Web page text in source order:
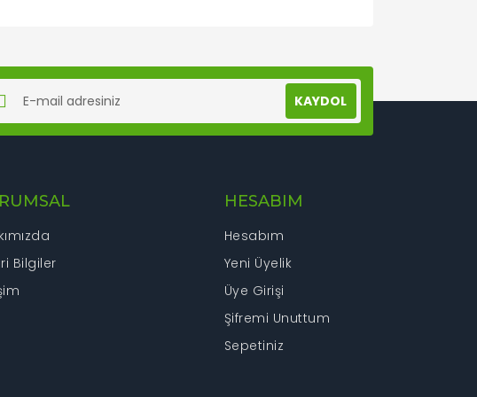
KAYDOL
Bilgiler
HESABIM
Hesabım
Yeni Üyelik
Üye Girişi
Şifremi Unuttum
Sepetiniz